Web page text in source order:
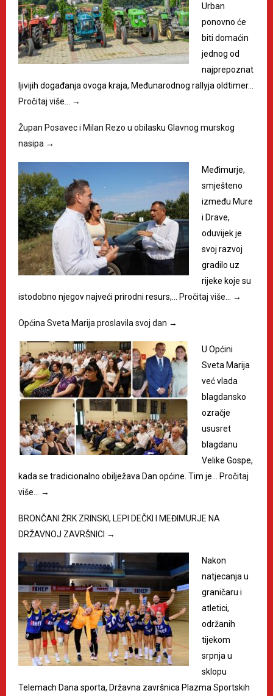
Urban
ponovno će
biti domaćin
jednog od
najprepoznat
ljivijih događanja ovoga kraja, Međunarodnog rallyja oldtimer…
Pročitaj više…
→
Župan Posavec i Milan Rezo u obilasku Glavnog murskog
nasipa →
Međimurje,
smješteno
između Mure
i Drave,
oduvijek je
svoj razvoj
gradilo uz
rijeke koje su
istodobno njegov najveći prirodni resurs,…
Pročitaj više… →
Općina Sveta Marija proslavila svoj dan →
U Općini
Sveta Marija
već vlada
blagdansko
ozračje
ususret
blagdanu
Velike Gospe,
kada se tradicionalno obilježava Dan općine. Tim je…
Pročitaj
više…
→
BRONČANI ŽRK ZRINSKI, LEPI DEČKI I MEĐIMURJE NA
DRŽAVNOJ ZAVRŠNICI →
Nakon
natjecanja u
graničaru i
atletici,
održanih
tijekom
srpnja u
sklopu
Telemach Dana sporta, Državna završnica Plazma Sportskih